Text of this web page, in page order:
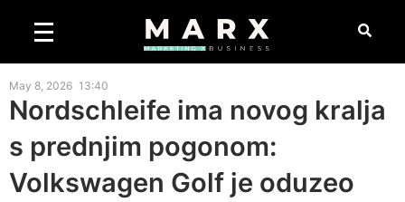
May 8, 2026 13:40
Nordschleife ima novog kralja
s prednjim pogonom:
Volkswagen Golf je oduzeo